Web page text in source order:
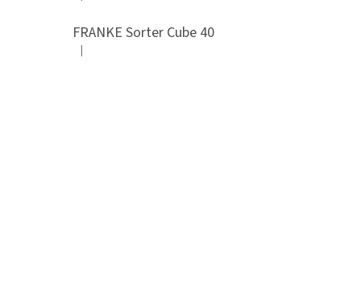
FRANKE Sorter Cube 40
Hodnocení produktu je 3 z 5 hvězdiček.
|